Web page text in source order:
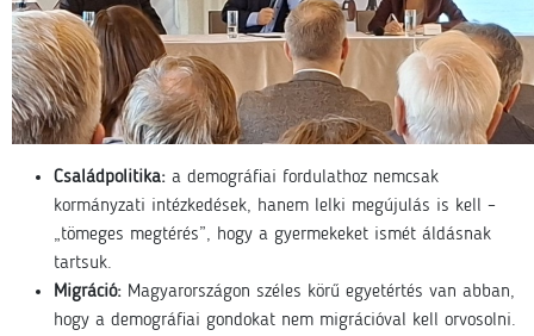
Családpolitika: a demográfiai fordulathoz nemcsak
kormányzati intézkedések, hanem lelki megújulás is kell –
„tömeges megtérés”, hogy a gyermekeket ismét áldásnak
tartsuk.
Migráció: Magyarországon széles körű egyetértés van abban,
hogy a demográfiai gondokat nem migrációval kell orvosolni.